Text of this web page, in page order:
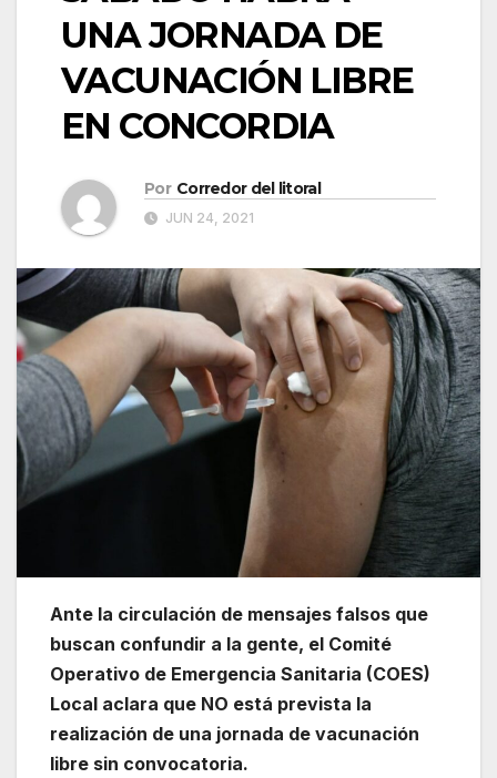
UNA JORNADA DE
VACUNACIÓN LIBRE
EN CONCORDIA
Por Corredor del litoral
JUN 24, 2021
Ante la circulación de mensajes falsos que
buscan confundir a la gente, el Comité
Operativo de Emergencia Sanitaria (COES)
Local aclara que NO está prevista la
realización de una jornada de vacunación
libre sin convocatoria.